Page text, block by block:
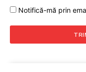
Notifică-mă prin